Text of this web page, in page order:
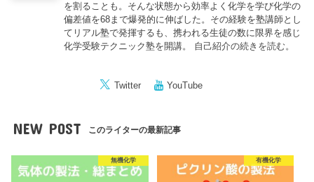
を割ることも。そんな状態から効率よく化学を学び化学の
偏差値を68まで爆発的に伸ばした。その経験を塾講師とし
てリアル塾で発揮するも、携われる生徒の数に限界を感じ
化学受験テクニック塾を開講。 自己紹介の続きを読む。
Twitter YouTube
NEW POST このライターの最新記事
無機化学 有機化学